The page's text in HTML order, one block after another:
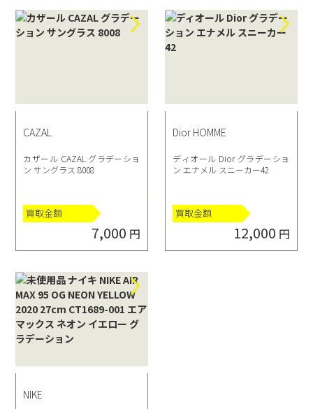
CAZAL
カザール CAZAL グラデーショ
ン サングラス 8008
買取金額
7,000 円
Dior HOMME
ディオール Dior グラデーショ
ン エナメル スニーカー42
買取金額
12,000 円
NIKE